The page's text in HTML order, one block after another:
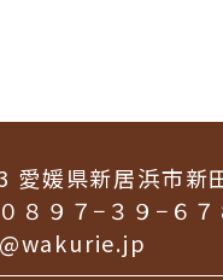
愛媛県新居浜市新
８９７−３９−６７